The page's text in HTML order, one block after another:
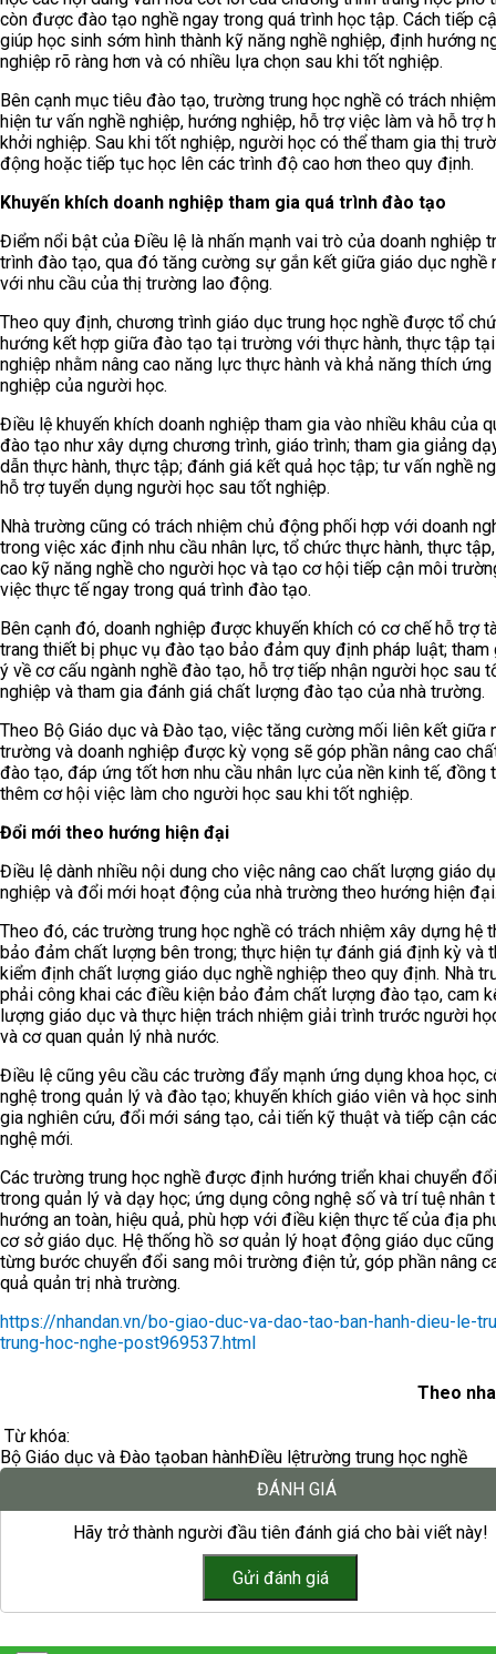
còn được đào tạo nghề ngay trong quá trình học tập. Cách tiếp
giúp học sinh sớm hình thành kỹ năng nghề nghiệp, định hướng
nghiệp rõ ràng hơn và có nhiều lựa chọn sau khi tốt nghiệp.
Bên cạnh mục tiêu đào tạo, trường trung học nghề có trách
hiện tư vấn nghề nghiệp, hướng nghiệp, hỗ trợ việc làm và hỗ trợ
khởi nghiệp. Sau khi tốt nghiệp, người học có thể tham gia thị
động hoặc tiếp tục học lên các trình độ cao hơn theo quy định.
Khuyến khích doanh nghiệp tham gia quá trình đào tạo
Điểm nổi bật của Điều lệ là nhấn mạnh vai trò của doanh nghiệp
trình đào tạo, qua đó tăng cường sự gắn kết giữa giáo dục nghề
với nhu cầu của thị trường lao động.
Theo quy định, chương trình giáo dục trung học nghề được tổ
hướng kết hợp giữa đào tạo tại trường với thực hành, thực tập
nghiệp nhằm nâng cao năng lực thực hành và khả năng thích ứng
nghiệp của người học.
Điều lệ khuyến khích doanh nghiệp tham gia vào nhiều khâu của
đào tạo như xây dựng chương trình, giáo trình; tham gia giảng
dẫn thực hành, thực tập; đánh giá kết quả học tập; tư vấn nghề
hỗ trợ tuyển dụng người học sau tốt nghiệp.
Nhà trường cũng có trách nhiệm chủ động phối hợp với doanh
trong việc xác định nhu cầu nhân lực, tổ chức thực hành, thực
cao kỹ năng nghề cho người học và tạo cơ hội tiếp cận môi
việc thực tế ngay trong quá trình đào tạo.
Bên cạnh đó, doanh nghiệp được khuyến khích có cơ chế hỗ trợ
trang thiết bị phục vụ đào tạo bảo đảm quy định pháp luật; tham
ý về cơ cấu ngành nghề đào tạo, hỗ trợ tiếp nhận người học sau
nghiệp và tham gia đánh giá chất lượng đào tạo của nhà trường.
Theo Bộ Giáo dục và Đào tạo, việc tăng cường mối liên kết giữa
trường và doanh nghiệp được kỳ vọng sẽ góp phần nâng cao
đào tạo, đáp ứng tốt hơn nhu cầu nhân lực của nền kinh tế, đồng
thêm cơ hội việc làm cho người học sau khi tốt nghiệp.
Đổi mới theo hướng hiện đại
Điều lệ dành nhiều nội dung cho việc nâng cao chất lượng giáo
nghiệp và đổi mới hoạt động của nhà trường theo hướng hiện
Theo đó, các trường trung học nghề có trách nhiệm xây dựng hệ
bảo đảm chất lượng bên trong; thực hiện tự đánh giá định kỳ và
kiểm định chất lượng giáo dục nghề nghiệp theo quy định. Nhà
phải công khai các điều kiện bảo đảm chất lượng đào tạo, cam
lượng giáo dục và thực hiện trách nhiệm giải trình trước người
và cơ quan quản lý nhà nước.
Điều lệ cũng yêu cầu các trường đẩy mạnh ứng dụng khoa học,
nghệ trong quản lý và đào tạo; khuyến khích giáo viên và học
gia nghiên cứu, đổi mới sáng tạo, cải tiến kỹ thuật và tiếp cận
nghệ mới.
Các trường trung học nghề được định hướng triển khai chuyển
trong quản lý và dạy học; ứng dụng công nghệ số và trí tuệ nhân
hướng an toàn, hiệu quả, phù hợp với điều kiện thực tế của địa
cơ sở giáo dục. Hệ thống hồ sơ quản lý hoạt động giáo dục
từng bước chuyển đổi sang môi trường điện tử, góp phần nâng
quả quản trị nhà trường.
https://nhandan.vn/bo-giao-duc-va-dao-tao-ban-hanh-dieu-le-
trung-hoc-nghe-post969537.html
Theo
Từ khóa:
Bộ Giáo dục và Đào tạoban hànhĐiều lệtrường trung học nghề
ĐÁNH GIÁ
Hãy trở thành người đầu tiên đánh giá cho bài viết này!